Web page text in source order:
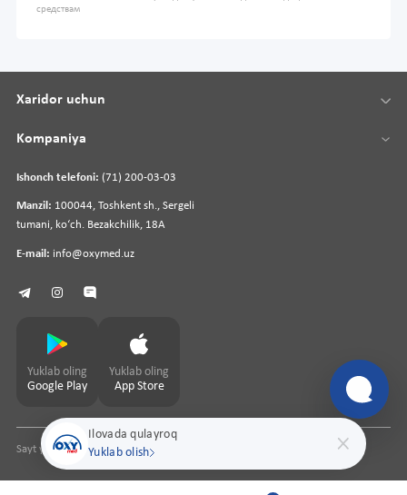
средствам
Ilovada qulayroq
Yuklab olish
Ishonch telefoni: (71) 200-03-03
Manzil: 100044, Toshkent sh., Sergeli
tumani, koʻch. Bezakchilik, 18A
E-mail: info@oxymed.uz
Xaridor uchun
Kompaniya
Yuklab oling
Google Play
Yuklab oling
App Store
Sayt yaratuvchipharmit.uz